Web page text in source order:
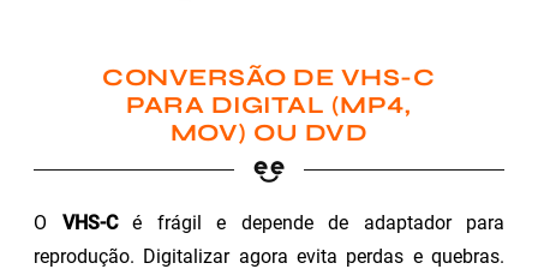
CONVERSÃO DE VHS-C
PARA DIGITAL (MP4,
MOV) OU DVD
O VHS-Cé frágil e depende de adaptador para
reprodução. Digitalizar agora evita perdas e quebras.